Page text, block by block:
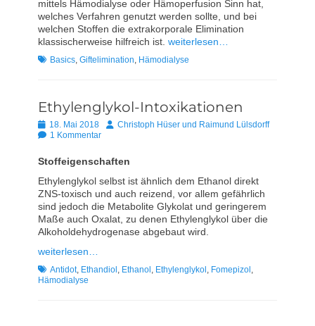
mittels Hämodialyse oder Hämoperfusion Sinn hat,
welches Verfahren genutzt werden sollte, und bei
welchen Stoffen die extrakorporale Elimination
klassischerweise hilfreich ist. weiterlesen…
Schlagworte
Basics, Giftelimination, Hämodialyse
Ethylenglykol-Intoxikationen
Posted
on
18. Mai 2018 AutorChristoph Hüser und Raimund Lülsdorff
1 Kommentar
Stoffeigenschaften
Ethylenglykol selbst ist ähnlich dem Ethanol direkt
ZNS-toxisch und auch reizend, vor allem gefährlich
sind jedoch die Metabolite Glykolat und geringerem
Maße auch Oxalat, zu denen Ethylenglykol über die
Alkoholdehydrogenase abgebaut wird.
weiterlesen…
Schlagworte
Antidot, Ethandiol Ethanol Ethylenglykol Fomepizol
Hämodialyse